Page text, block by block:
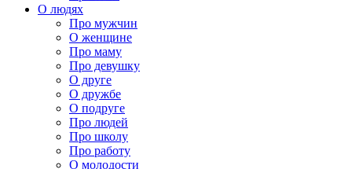
О людях
Про мужчин
О женщине
Про маму
Про девушку
О друге
О дружбе
О подруге
Про людей
Про школу
Про работу
О молодости